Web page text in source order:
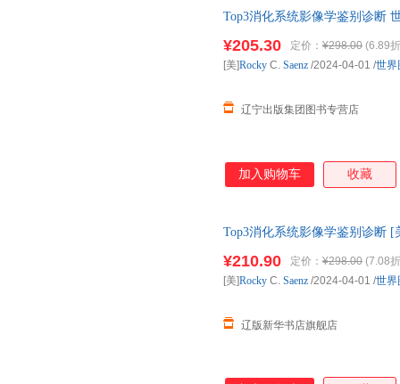
Top3消化系统影像学鉴别诊断
¥205.30 定价： ¥298.00 (6.89
辽宁出版集团图书专营店
[美]Rocky C. Saenz /2024-04-01 /世界
加入购物车 收藏
Top3消化系统影像学鉴别诊断 [
¥210.90 定价： ¥298.00 (7.08
辽版新华书店旗舰店
[美]Rocky C. Saenz /2024-04-01 /世界